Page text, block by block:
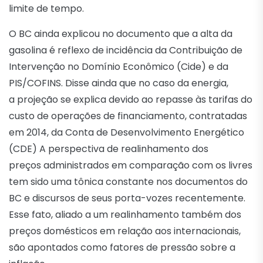
limite de tempo.
O BC ainda explicou no documento que a alta da
gasolina é reflexo de incidência da Contribuição de
Intervenção no Domínio Econômico (Cide) e da
PIS/COFINS. Disse ainda que no caso da energia,
a projeção se explica devido ao repasse às tarifas do
custo de operações de financiamento, contratadas
em 2014, da Conta de Desenvolvimento Energético
(CDE) A perspectiva de realinhamento dos
preços administrados em comparação com os livres
tem sido uma tônica constante nos documentos do
BC e discursos de seus porta-vozes recentemente.
Esse fato, aliado a um realinhamento também dos
preços domésticos em relação aos internacionais,
são apontados como fatores de pressão sobre a